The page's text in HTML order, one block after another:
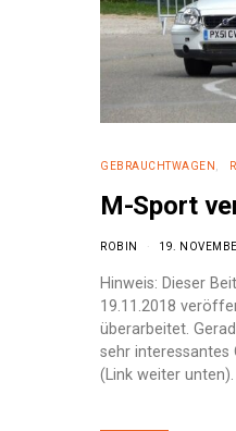
GEBRAUCHTWAGEN
M-Sport
ROBIN 19.
Hinweis: Dieser
19.11.2018
überarbeitet.
sehr interessantes
(Link weiter